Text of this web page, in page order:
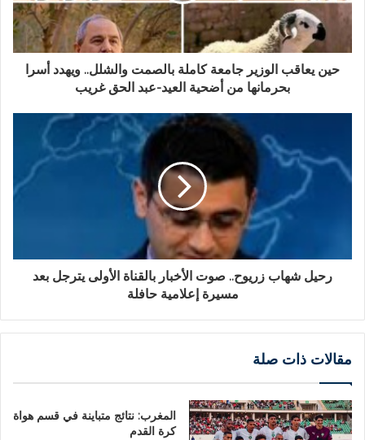
حين يعاقب الوزير جامعة كاملة بالصمت والشلل.. ويهدد أسرا
بحرمانها من أضحية العيد-عبد الحق غريب
رحيل شهاب زريوح.. صوت الأخبار بالقناة الأولى يترجل بعد
مسيرة إعلامية حافلة
مقالات ذات صلة
المغرب: نتائج متباينة في قسم هواة
كرة القدم